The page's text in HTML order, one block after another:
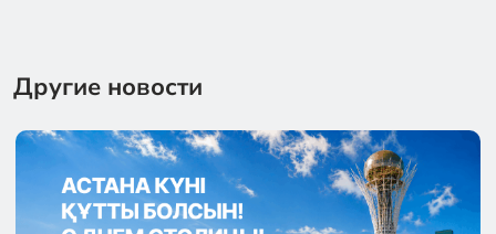
Другие новости